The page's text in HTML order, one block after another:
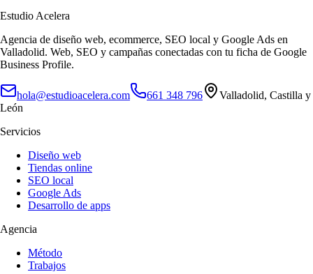
Estudio Acelera
Agencia de diseño web, ecommerce, SEO local y Google Ads en
Valladolid. Web, SEO y campañas conectadas con tu ficha de Google
Business Profile.
hola@estudioacelera.com 661 348 796 Valladolid, Castilla y
León
Servicios
Diseño web
Tiendas online
SEO local
Google Ads
Desarrollo de apps
Agencia
Método
Trabajos